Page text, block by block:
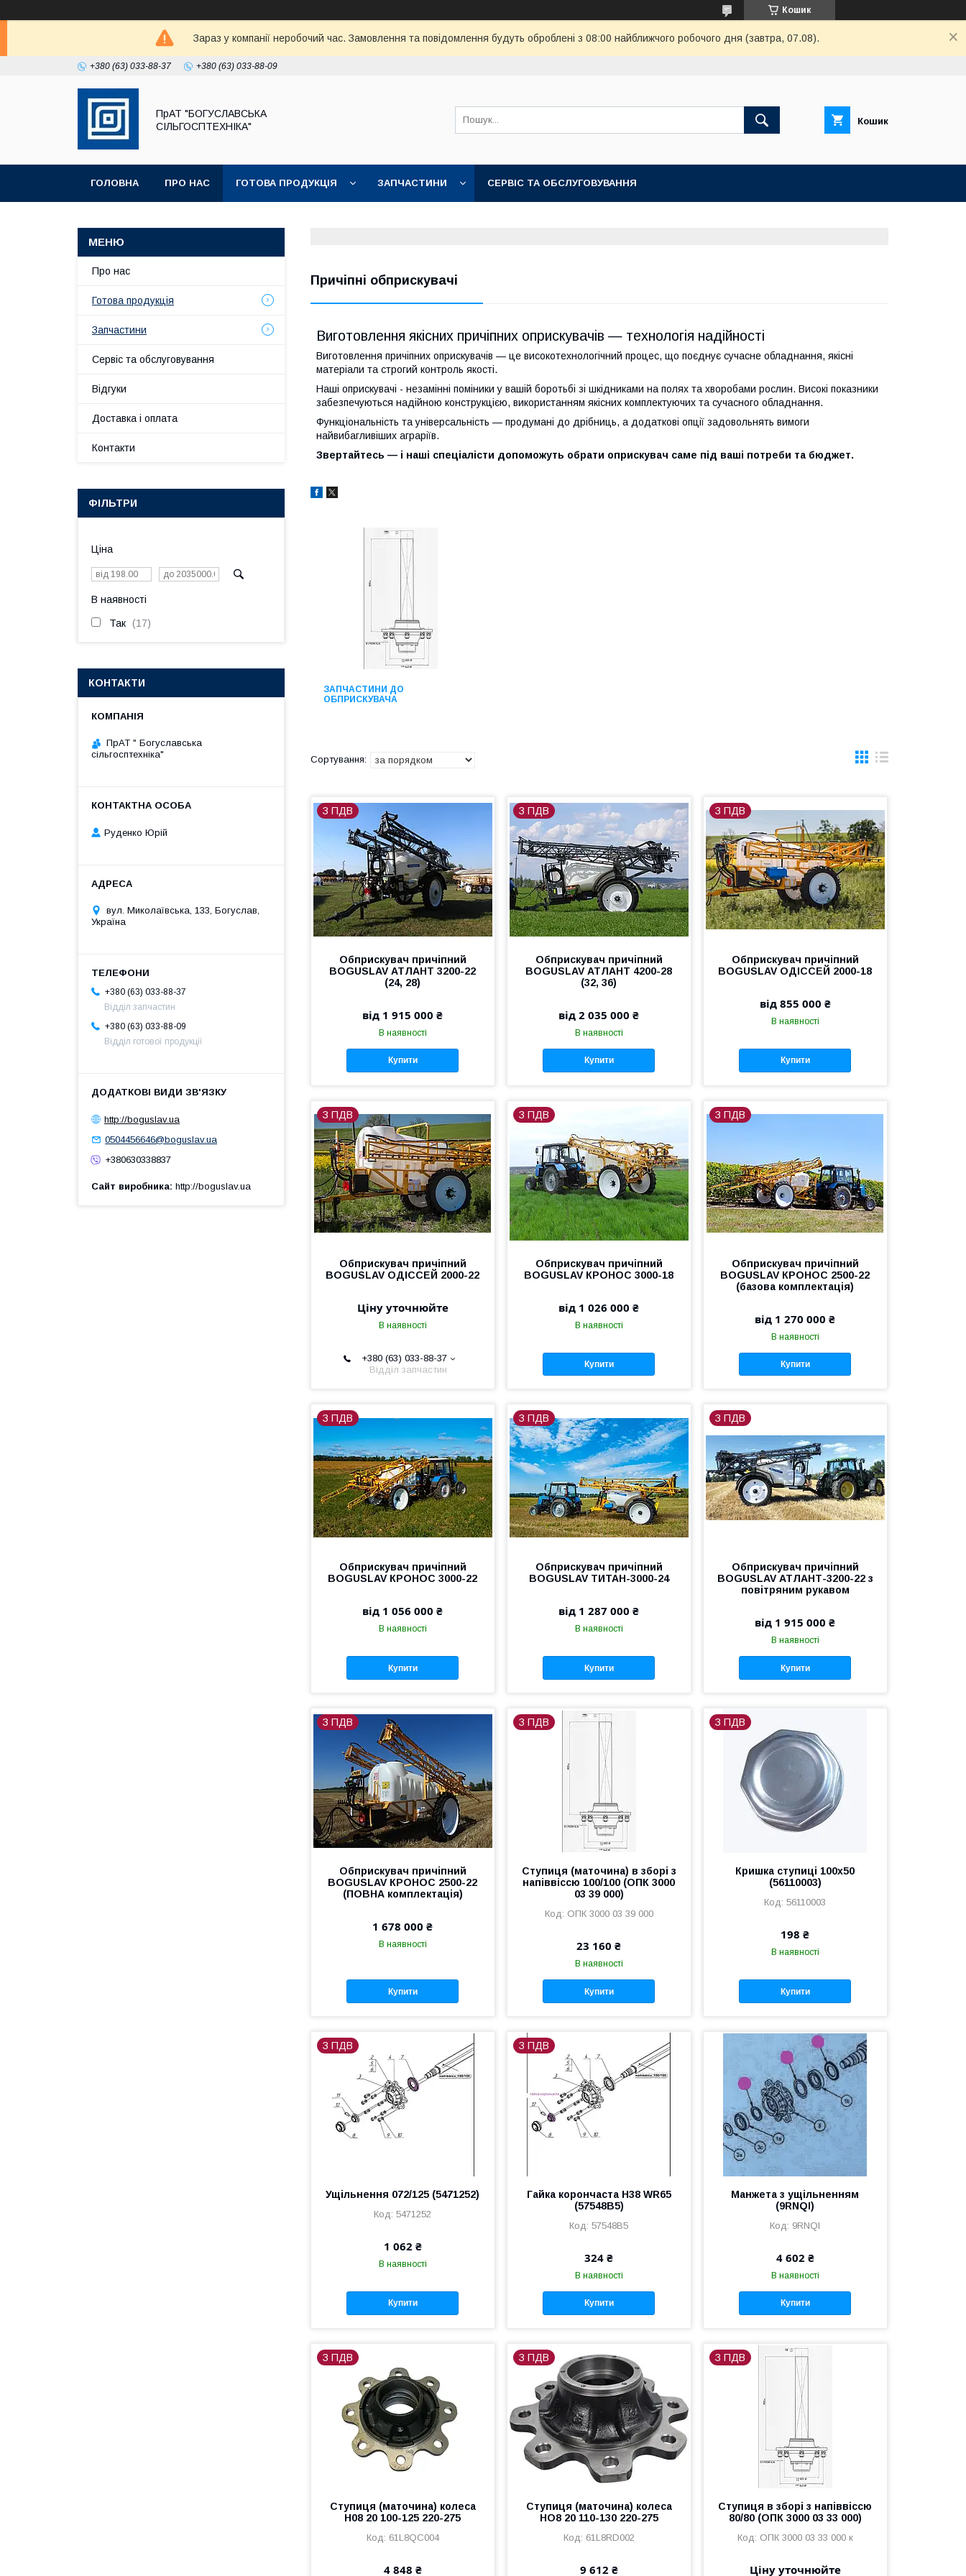
Кошик
Зараз у компанії неробочий час. Замовлення та повідомлення будуть оброблені з 08:00 найближчого робочого дня (завтра, 07.08).
+380 (63) 033-88-37 +380 (63) 033-88-09
ПрАТ "БОГУСЛАВСЬКА
СІЛЬГОСПТЕХНІКА"
Кошик
ГОЛОВНА ПРО НАС ГОТОВА ПРОДУКЦІЯ ЗАПЧАСТИНИ СЕРВІС ТА ОБСЛУГОВУВАННЯ
Причіпні обприскувачі
Виготовлення якісних причіпних оприскувачів — технологія надійності
Виготовлення причіпних оприскувачів — це високотехнологічний процес, що поєднує сучасне обладнання, якісні
матеріали та строгий контроль якості.
Наші оприскувачі - незамінні поміники у вашій боротьбі зі шкідниками на полях та хворобами рослин. Високі показники
забезпечуються надійною конструкцією, використанням якісних комплектуючих та сучасного обладнання.
Функціональність та універсальність — продумані до дрібниць, а додаткові опції задовольнять вимоги
найвибагливіших аграріїв.
Звертайтесь — і наші спеціалісти допоможуть обрати оприскувач саме під ваші потреби та бюджет.
ЗАПЧАСТИНИ ДО
ОБПРИСКУВАЧА
З ПДВ
Обприскувач причіпний
BOGUSLAV АТЛАНТ 3200-22
(24, 28)
від 1 915 000 ₴
В наявності
Купити
З ПДВ
Обприскувач причіпний
BOGUSLAV АТЛАНТ 4200-28
(32, 36)
від 2 035 000 ₴
В наявності
Купити
З ПДВ
Обприскувач причіпний
BOGUSLAV ОДІССЕЙ 2000-18
від 855 000 ₴
В наявності
Купити
З ПДВ
Обприскувач причіпний
BOGUSLAV ОДІССЕЙ 2000-22
Ціну уточнюйте
В наявності
+380 (63) 033-88-37
Відділ запчастин
З ПДВ
Обприскувач причіпний
BOGUSLAV КРОНОС 3000-18
від 1 026 000 ₴
В наявності
Купити
З ПДВ
Обприскувач причіпний
BOGUSLAV КРОНОС 2500-22
(базова комплектація)
від 1 270 000 ₴
В наявності
Купити
З ПДВ
Обприскувач причіпний
BOGUSLAV КРОНОС 3000-22
від 1 056 000 ₴
В наявності
Купити
З ПДВ
Обприскувач причіпний
BOGUSLAV ТИТАН-3000-24
від 1 287 000 ₴
В наявності
Купити
З ПДВ
Обприскувач причіпний
BOGUSLAV АТЛАНТ-3200-22 з
повітряним рукавом
від 1 915 000 ₴
В наявності
Купити
З ПДВ
Обприскувач причіпний
BOGUSLAV КРОНОС 2500-22
(ПОВНА комплектація)
1 678 000 ₴
В наявності
Купити
З ПДВ
Ступиця (маточина) в зборі з
напіввіссю 100/100 (ОПК 3000
03 39 000)
ОПК 3000 03 39 000
23 160 ₴
В наявності
Купити
З ПДВ
Кришка ступиці 100х50
(56110003)
56110003
198 ₴
В наявності
Купити
З ПДВ
Ущільнення 072/125 (5471252)
5471252
1 062 ₴
В наявності
Купити
З ПДВ
Гайка корончаста H38 WR65
(57548B5)
57548B5
324 ₴
В наявності
Купити
Манжета з ущільненням
(9RNQI)
9RNQI
4 602 ₴
В наявності
Купити
З ПДВ
Ступиця (маточина) колеса
H08 20 100-125 220-275
61L8QC004
4 848 ₴
З ПДВ
Ступиця (маточина) колеса
НО8 20 110-130 220-275
61L8RD002
9 612 ₴
З ПДВ
Ступиця в зборі з напіввіссю
80/80 (ОПК 3000 03 33 000)
ОПК 3000 03 33 000 к
Ціну уточнюйте
Про нас
Готова продукція
Запчастини
Сервіс та обслуговування
Відгуки
Доставка і оплата
Контакти
ФІЛЬТРИ
Ціна
В наявності
Так 17
КОНТАКТИ
ПрАТ " Богуславська
сільгосптехніка"
Руденко Юрій
вул. Миколаївська, 133, Богуслав,
Україна
+380 (63) 033-88-37
Відділ запчастин
+380 (63) 033-88-09
Відділ готової продукції
http://boguslav.ua
0504456646@boguslav.ua
+380630338837
Сайт виробника http://boguslav.ua